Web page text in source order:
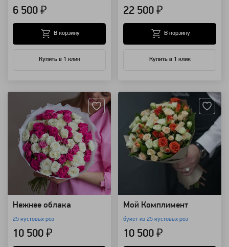
6 500 ₽
Купить в 1 клик
В корзину
22 500 ₽
Купить в 1 клик
В корзину
Нежнее облака
25 кустовых роз
10 500 ₽
Мой Комплимент
букет из 25 кустовых роз
10 500 ₽